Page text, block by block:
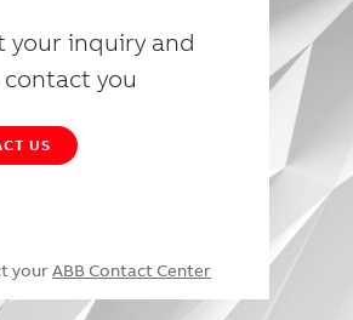
your inquiry and
you
US
your ABB Contact Center